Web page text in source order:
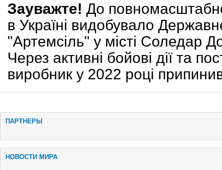
Зауважте! До
в Україні видобувало
"Артемсіль" у місті Соледар
Через активні бойові дії та
виробник у 2022 році
ПАРТНЕРЫ
НОВОСТИ МИРА